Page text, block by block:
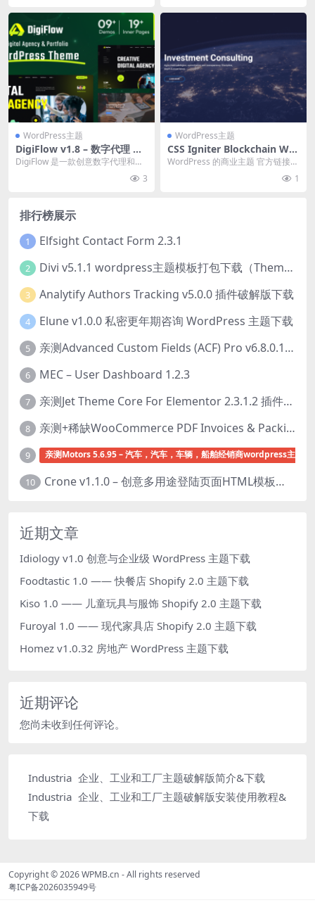
WordPress主题
DigiFlow v1.8 – 数字代理 W
ordPress 主题下载
DigiFlow 是一款创意数字代理和作
3
WordPress主题
CSS Igniter Blockchain Wor
dPress Theme 1.7.1
WordPress 的商业主题 官方链接：
1
排行榜展示
1 Elfsight Contact Form 2.3.1
2 Divi v5.1.1 wordpress主题模板打包下载（Theme + Builder+ Extra Theme + Templates + Layouts + PSD）
3 Analytify Authors Tracking v5.0.0 插件破解版下载
4 Elune v1.0.0 私密更年期咨询 WordPress 主题下载
5 亲测Advanced Custom Fields (ACF) Pro v6.8.0.1 + Advanced Custom Fields: Extended PRO v0.9.2.3 | 网站开发自定义字段插件下载
6 MEC – User Dashboard 1.2.3
7 亲测Jet Theme Core For Elementor 2.3.1.2 插件下载
8 亲测+稀缺WooCommerce PDF Invoices & Packing Slips Professional v2.20.0 + Templates v2.25.1 [by WpOverNight] WooCommerce PDF 发票和装箱单插件下载
9 亲测Motors 5.6.95 – 汽车，汽车，车辆，船舶经销商wordpress主题下
10 Crone v1.1.0 – 创意多用途登陆页面HTML模板下载
近期文章
Idiology v1.0 创意与企业级 WordPress 主题下载
Foodtastic 1.0 —— 快餐店 Shopify 2.0 主题下载
Kiso 1.0 —— 儿童玩具与服饰 Shopify 2.0 主题下载
Furoyal 1.0 —— 现代家具店 Shopify 2.0 主题下载
Homez v1.0.32 房地产 WordPress 主题下载
近期评论
您尚未收到任何评论。
Industria 企业、工业和工厂主题破解版简介&下载
Industria 企业、工业和工厂主题破解版安装使用教程&
下载
Copyright © 2026WPMB.cn - All rights reserved
粤ICP备2026035949号